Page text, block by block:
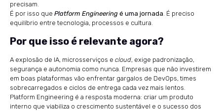
precisam.
É por isso que Platform Engineering é uma jornada. É preciso
equilíbrio entre tecnologia, processos e cultura.
Por que isso é relevante agora?
A explosão de IA, microsserviços e cloud, exige padronização,
segurança e autonomia como nunca. Empresas que não investirem
em boas plataformas vão enfrentar gargalos de DevOps, times
sobrecarregados e ciclos de entrega cada vez mais lentos.
Platform Engineering é a resposta moderna: criar um produto
interno que viabiliza o crescimento sustentável e o sucesso dos